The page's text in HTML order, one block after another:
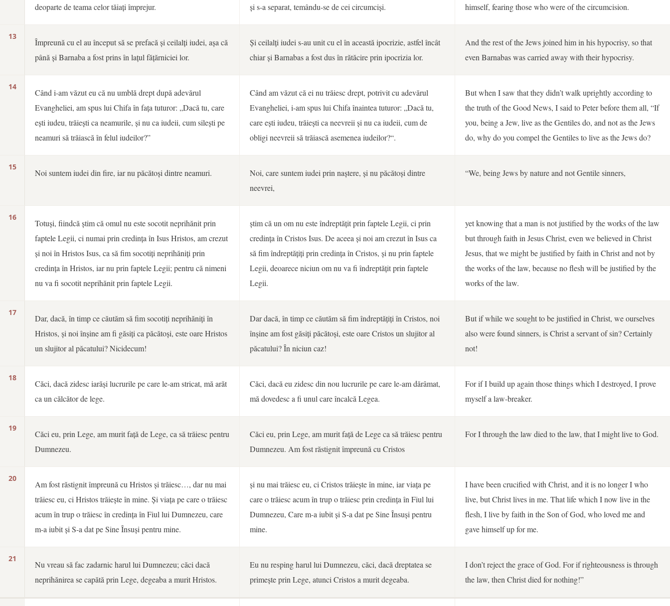
deoparte de teama celor tăiați împrejur.
și s-a separat, temându-se de cei circumciși.
himself, fearing those who were of the circumcision.
13
Împreună cu el au început să se prefacă și ceilalți iudei, așa că
până și Barnaba a fost prins în lațul fățărniciei lor.
Și ceilalți iudei s-au unit cu el în această ipocrizie, astfel încât
chiar și Barnabas a fost dus în rătăcire prin ipocrizia lor.
And the rest of the Jews joined him in his hypocrisy, so that
even Barnabas was carried away with their hypocrisy.
14
Când i-am văzut eu că nu umblă drept după adevărul
Evangheliei, am spus lui Chifa în fața tuturor: „Dacă tu, care
ești iudeu, trăiești ca neamurile, și nu ca iudeii, cum silești pe
neamuri să trăiască în felul iudeilor?”
Când am văzut că ei nu trăiesc drept, potrivit cu adevărul
Evangheliei, i-am spus lui Chifa înaintea tuturor: „Dacă tu,
care ești iudeu, trăiești ca neevreii și nu ca iudeii, cum de
obligi neevreii să trăiască asemenea iudeilor?“.
But when I saw that they didn’t walk uprightly according to
the truth of the Good News, I said to Peter before them all, “If
you, being a Jew, live as the Gentiles do, and not as the Jews
do, why do you compel the Gentiles to live as the Jews do?
15
Noi suntem iudei din fire, iar nu păcătoși dintre neamuri.
Noi, care suntem iudei prin naștere, și nu păcătoși dintre
neevrei,
“We, being Jews by nature and not Gentile sinners,
16
Totuși, fiindcă știm că omul nu este socotit neprihănit prin
faptele Legii, ci numai prin credința în Isus Hristos, am crezut
și noi în Hristos Isus, ca să fim socotiți neprihăniți prin
credința în Hristos, iar nu prin faptele Legii; pentru că nimeni
nu va fi socotit neprihănit prin faptele Legii.
știm că un om nu este îndreptățit prin faptele Legii, ci prin
credința în Cristos Isus. De aceea și noi am crezut în Isus ca
să fim îndreptățiți prin credința în Cristos, și nu prin faptele
Legii, deoarece niciun om nu va fi îndreptățit prin faptele
Legii.
yet knowing that a man is not justified by the works of the law
but through faith in Jesus Christ, even we believed in Christ
Jesus, that we might be justified by faith in Christ and not by
the works of the law, because no flesh will be justified by the
works of the law.
17
Dar, dacă, în timp ce căutăm să fim socotiți neprihăniți în
Hristos, și noi înșine am fi găsiți ca păcătoși, este oare Hristos
un slujitor al păcatului? Nicidecum!
Dar dacă, în timp ce căutăm să fim îndreptățiți în Cristos, noi
înșine am fost găsiți păcătoși, este oare Cristos un slujitor al
păcatului? În niciun caz!
But if while we sought to be justified in Christ, we ourselves
also were found sinners, is Christ a servant of sin? Certainly
not!
18
Căci, dacă zidesc iarăși lucrurile pe care le-am stricat, mă arăt
ca un călcător de lege.
Căci, dacă eu zidesc din nou lucrurile pe care le-am dărâmat,
mă dovedesc a fi unul care încalcă Legea.
For if I build up again those things which I destroyed, I prove
myself a law-breaker.
19
Căci eu, prin Lege, am murit față de Lege, ca să trăiesc pentru
Dumnezeu.
Căci eu, prin Lege, am murit față de Lege ca să trăiesc pentru
Dumnezeu. Am fost răstignit împreună cu Cristos
For I through the law died to the law, that I might live to God.
20
Am fost răstignit împreună cu Hristos și trăiesc…, dar nu mai
trăiesc eu, ci Hristos trăiește în mine. Și viața pe care o trăiesc
acum în trup o trăiesc în credința în Fiul lui Dumnezeu, care
m-a iubit și S-a dat pe Sine Însuși pentru mine.
și nu mai trăiesc eu, ci Cristos trăiește în mine, iar viața pe
care o trăiesc acum în trup o trăiesc prin credința în Fiul lui
Dumnezeu, Care m-a iubit și S-a dat pe Sine Însuși pentru
mine.
I have been crucified with Christ, and it is no longer I who
live, but Christ lives in me. That life which I now live in the
flesh, I live by faith in the Son of God, who loved me and
gave himself up for me.
21
Nu vreau să fac zadarnic harul lui Dumnezeu; căci dacă
neprihănirea se capătă prin Lege, degeaba a murit Hristos.
Eu nu resping harul lui Dumnezeu, căci, dacă dreptatea se
primește prin Lege, atunci Cristos a murit degeaba.
I don’t reject the grace of God. For if righteousness is through
the law, then Christ died for nothing!”